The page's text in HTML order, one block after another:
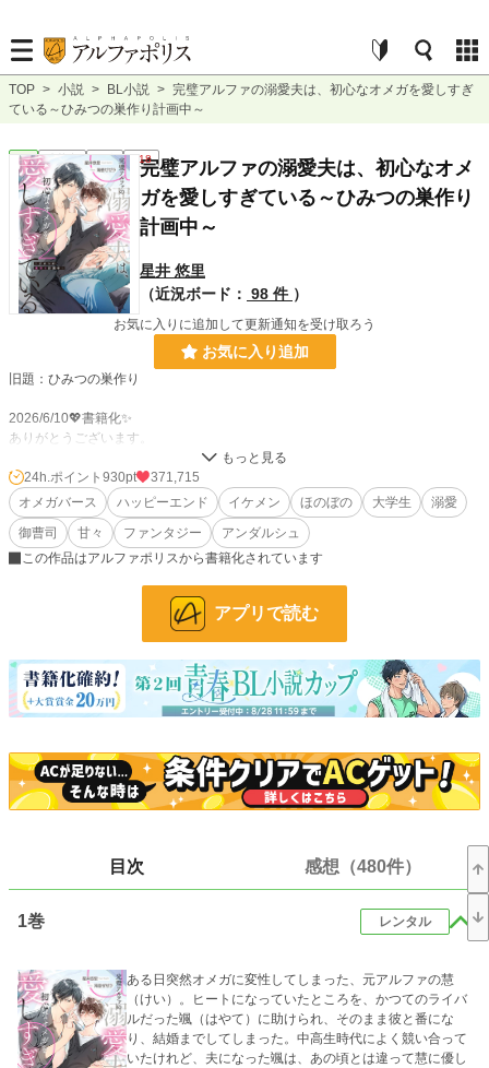
TOP > 小説 > BL小説 > 完璧アルファの溺愛夫は、初心なオメガを愛しすぎ
ている～ひみつの巣作り計画中～
BL 長編 R18
完璧アルファの溺愛夫は、初心なオメ
ガを愛しすぎている～ひみつの巣作り
計画中～
星井 悠里
（近況ボード： 98 件 ）
お気に入りに追加して更新通知を受け取ろう
お気に入り追加
旧題：ひみつの巣作り
2026/6/10💖書籍化✨
ありがとうございます。
第12回BL大賞参加し、
３作品奨励賞を頂いた内のひとつです🥰
応援ありがとうございました♡
ヒートになっていたところを、かつてのライバルだった颯（はやて）に助けら
れ、
中高生時代によく競い合っていたけれど、夫になった颯は、あの頃とは違って慧
に
優しく、甘く蕩けるような愛をくれる。
――運命の番だから、相手のことを好きって思いこんじゃってる……？
でもそれは嫌だった。ちゃんと颯と恋をし合って、しっかり気持ちを積み上げた
当の夫夫になりたい！
そうして慧は颯にちゃんと恋をしてもらうべく、とある作戦を始める！
新婚夫夫のあまあまオメガバースBL、ついに書籍化!!
24h.ポイント 930pt
371,715
オメガバース
ハッピーエンド イケメン ほのぼの 大学生
溺愛
御曹司
甘々 ファンタジー
アンダルシュ
この作品はアルファポリスから書籍化されています
アプリで読む
目次 感想（480件）
1巻 レンタル
ある日突然オメガに変性してしまった、元アルファの慧
（けい）。ヒートになっていたところを、かつてのライバ
ルだった颯（はやて）に助けられ、そのまま彼と番にな
り、結婚までしてしまった。中高生時代によく競い合って
いたけれど、夫になった颯は、あの頃とは違って慧に優し